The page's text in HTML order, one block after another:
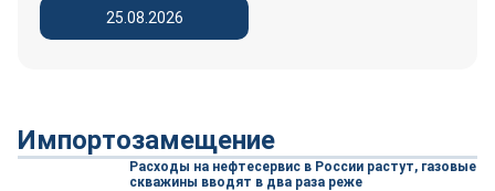
25.08.2026
Импортозамещение
Расходы на нефтесервис в России растут, газовые
скважины вводят в два раза реже